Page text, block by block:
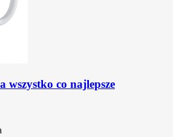
wszystko co najlepsze